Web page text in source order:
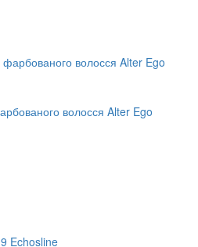
волосся Alter Ego